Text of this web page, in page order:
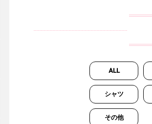
ALL
シャツ
その他